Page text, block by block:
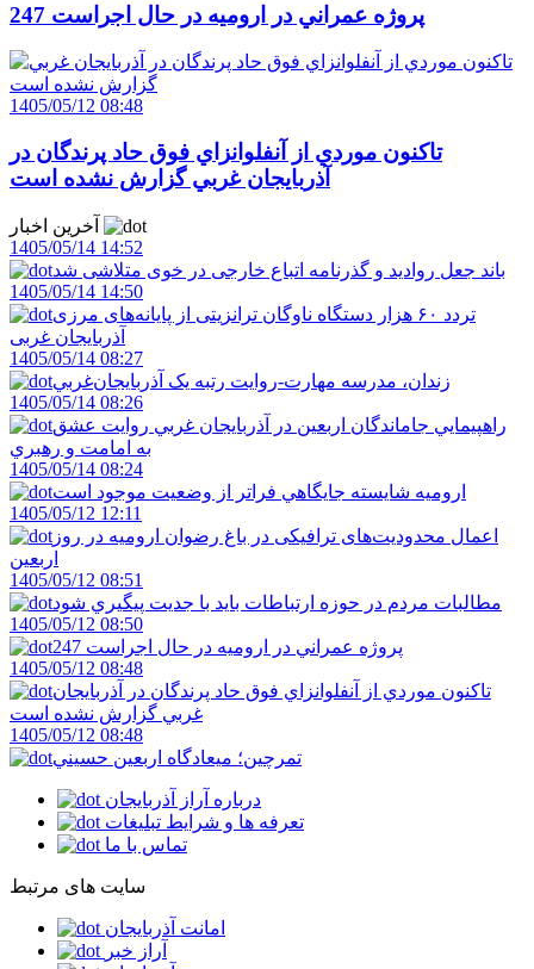
247 پروژه عمراني در اروميه در حال اجراست
1405/05/12 08:48
تاکنون موردي از آنفلوانزاي فوق حاد پرندگان در
آذربايجان غربي گزارش نشده است
1405/05/14 14:52
باند جعل روادید و گذرنامه اتباع خارجی در خوی متلاشی شد
1405/05/14 14:50
تردد ۶۰ هزار دستگاه ناوگان ترانزیتی از پایانه‌های مرزی
آذربایجان ‌غربی
1405/05/14 08:27
زندان، مدرسه مهارت-روايت رتبه يک آذربايجان‌غربي
1405/05/14 08:26
راهپيمايي جاماندگان اربعين در آذربايجان غربي روايت عشق
به امامت و رهبري
1405/05/14 08:24
اروميه شايسته جايگاهي فراتر از وضعيت موجود است
1405/05/12 12:11
اعمال محدودیت‌های ترافیکی در باغ رضوان ارومیه در روز
اربعین
1405/05/12 08:51
مطالبات مردم در حوزه ارتباطات بايد با جديت پيگيري شود
1405/05/12 08:50
247 پروژه عمراني در اروميه در حال اجراست
1405/05/12 08:48
تاکنون موردي از آنفلوانزاي فوق حاد پرندگان در آذربايجان
غربي گزارش نشده است
1405/05/12 08:48
تمرچين؛ ميعادگاه اربعين حسيني
درباره آراز آذربایجان
تعرفه ها و شرایط تبلیغات
تماس با ما
سایت های مرتبط
امانت آذربایجان
آراز خبر